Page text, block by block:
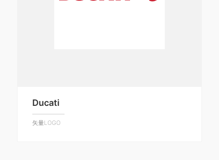
Ducati
矢量LOGO